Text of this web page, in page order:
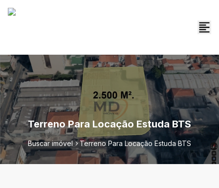
Terreno Para Locação Estuda BTS
Buscar imóvel Terreno Para Locação Estuda BTS